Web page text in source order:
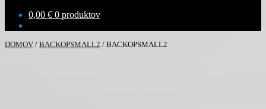
0,00 € 0 produktov
DOMOV / BACKOPSMALL2 / BACKOPSMALL2